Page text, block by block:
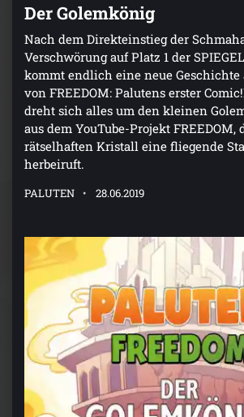
Der Golemkönig
Nach dem Direkteinstieg der
Verschwörung auf Platz 1 der
kommt endlich eine neue Geschichte
von FREEDOM: Palutens erster
dreht sich alles um den kleinen
aus dem YouTube-Projekt
rätselhaften Kristall eine fliegende
herbeiruft.
PALUTEN 28.06.2019